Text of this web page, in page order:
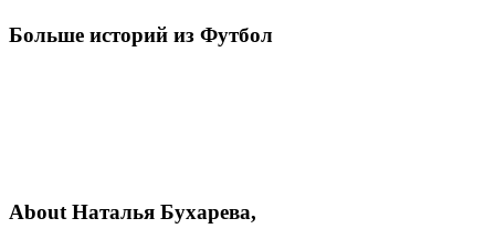
Больше историй из Футбол
About Наталья Бухарева,